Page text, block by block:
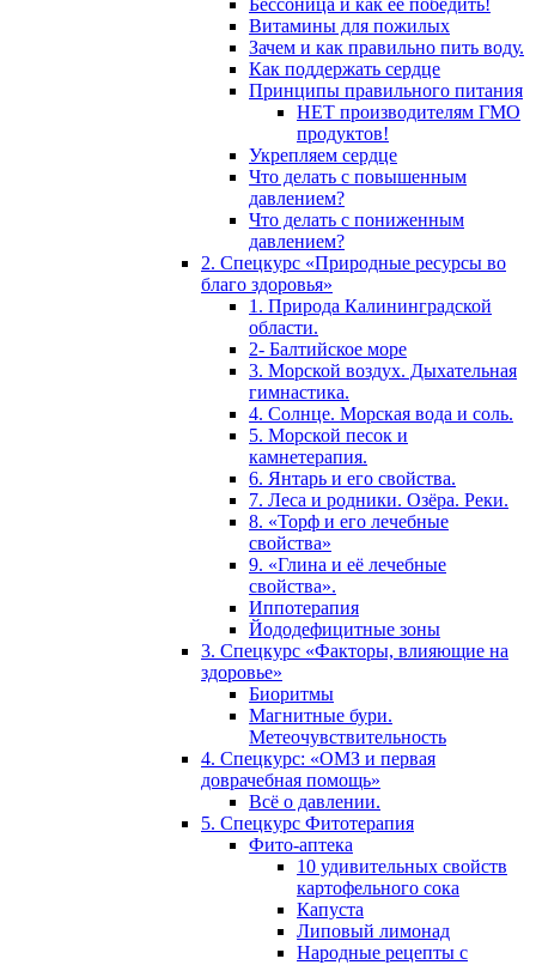
Бессоница и как её победить!
Витамины для пожилых
Зачем и как правильно пить воду.
Как поддержать сердце
Принципы правильного питания
НЕТ производителям ГМО
продуктов!
Укрепляем сердце
Что делать с повышенным
давлением?
Что делать с пониженным
давлением?
2. Спецкурс «Природные ресурсы во
благо здоровья»
1. Природа Калининградской
области.
2- Балтийское море
3. Морской воздух. Дыхательная
гимнастика.
4. Солнце. Морская вода и соль.
5. Морской песок и
камнетерапия.
6. Янтарь и его свойства.
7. Леса и родники. Озёра. Реки.
8. «Торф и его лечебные
свойства»
9. «Глина и её лечебные
свойства».
Иппотерапия
Йододефицитные зоны
3. Спецкурс «Факторы, влияющие на
здоровье»
Биоритмы
Магнитные бури.
Метеочувствительность
4. Спецкурс: «ОМЗ и первая
доврачебная помощь»
Всё о давлении.
5. Спецкурс Фитотерапия
Фито-аптека
10 удивительных свойств
картофельного сока
Капуста
Липовый лимонад
Народные рецепты с